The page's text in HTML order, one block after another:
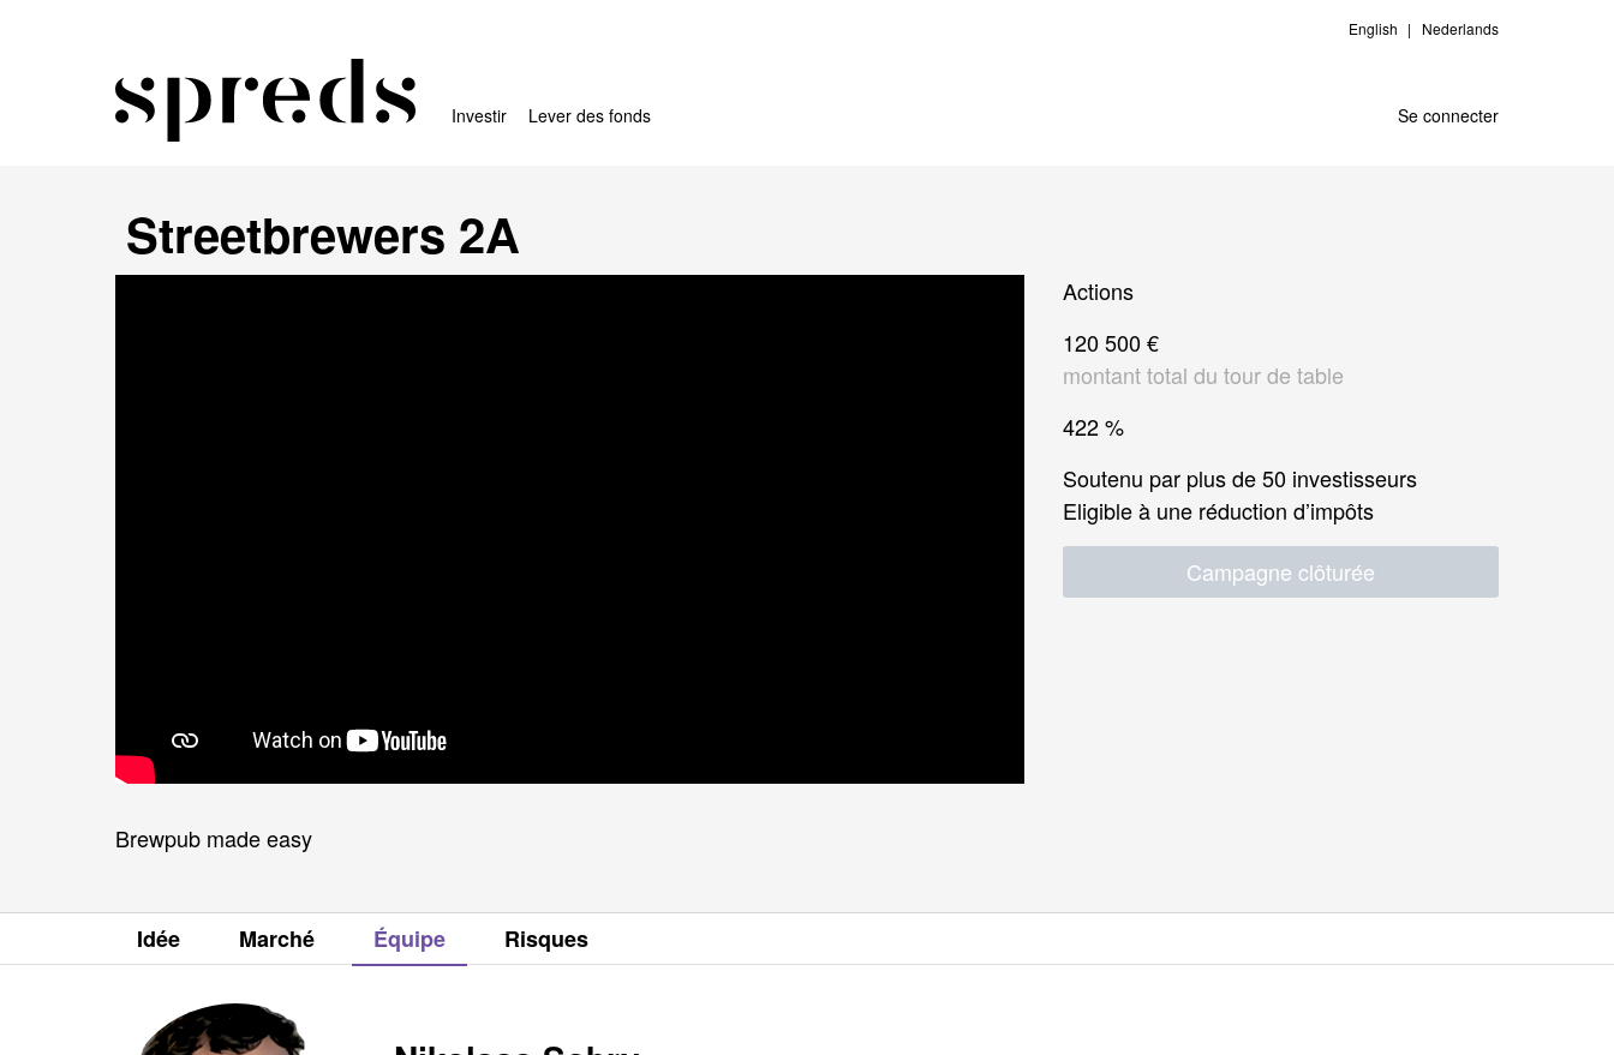
Investir Lever des fonds
English Nederlands
Se connecter
Streetbrewers 2A
Brewpub made easy
Actions
120 500 €
montant total du tour de table
422 %
Soutenu par plus de 50 investisseurs
Eligible à une réduction d’impôts
Campagne clôturée
Idée Marché Équipe Risques